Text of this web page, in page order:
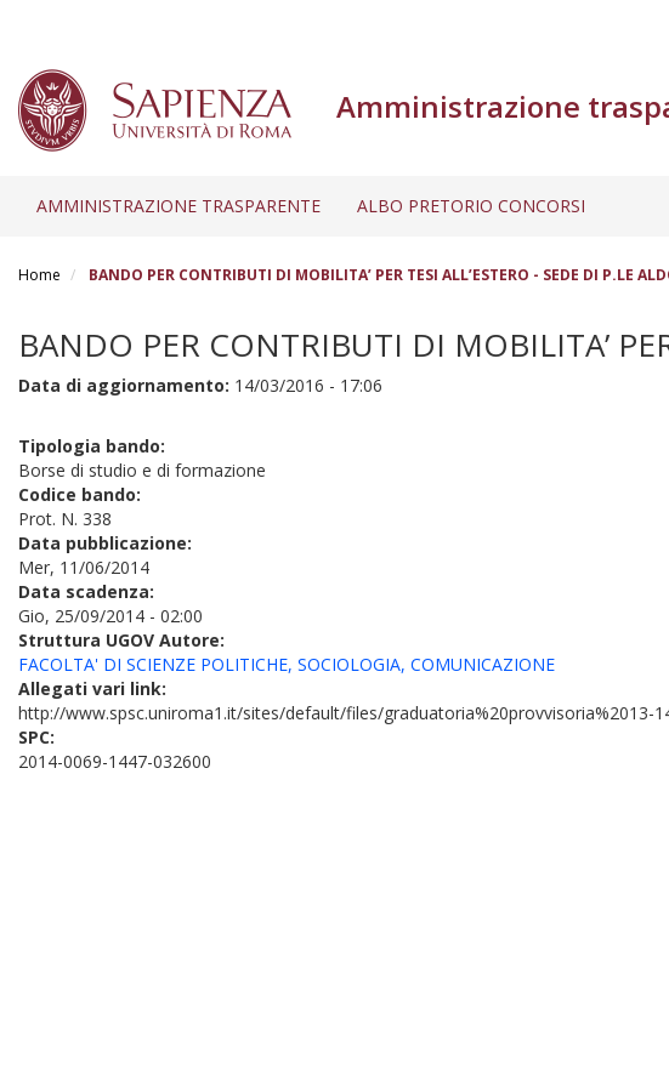
Amministrazione
AMMINISTRAZIONE TRASPARENTE ALBO PRETORIO CONCORSI
Home BANDO PER CONTRIBUTI DI MOBILITA’ PER TESI ALL’ESTERO - SEDE DI P.LE
BANDO PER CONTRIBUTI DI MOBILITA’
Data di aggiornamento: 14/03/2016 - 17:06
Tipologia bando:
Borse di studio e di formazione
Codice bando:
Prot. N. 338
Data pubblicazione:
Mer, 11/06/2014
Data scadenza:
Gio, 25/09/2014 - 02:00
Struttura UGOV Autore:
FACOLTA' DI SCIENZE POLITICHE, SOCIOLOGIA, COMUNICAZIONE
Allegati vari link:
http://www.spsc.uniroma1.it/sites/default/files/graduatoria%20provvisoria%2013-
SPC:
2014-0069-1447-032600